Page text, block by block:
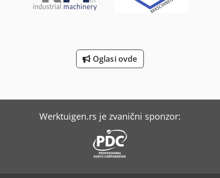
Oglasi ovde
Werktuigen.rs je zvanični sponzor: